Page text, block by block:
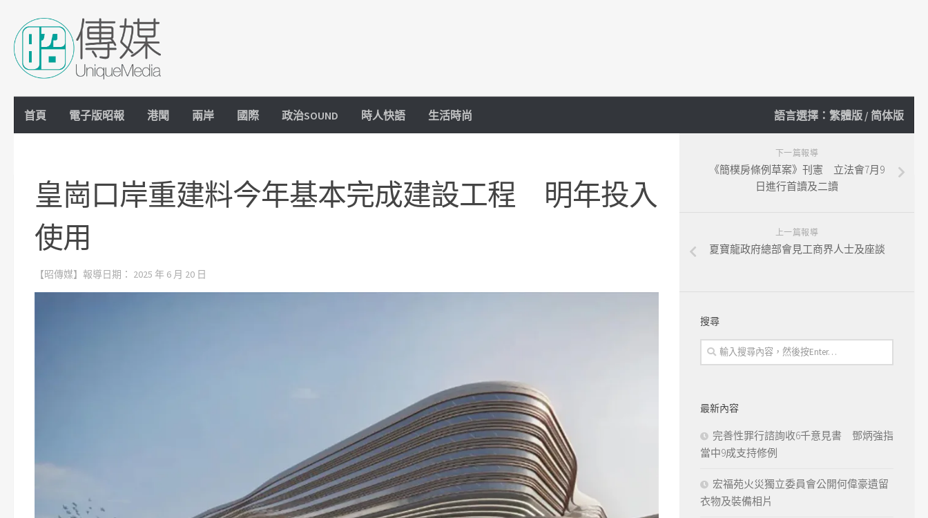
Skip to content
首頁 電子版昭報 港聞 兩岸 國際 政治SOUND 時人快語 生活時尚 語言選擇： 繁體版 / 简体版
皇崗口岸重建料今年基本完成建設工程 明年投入
使用
【昭傳媒】報導日期： 2025 年 6 月 20 日
下一篇報導
《簡樸房條例草案》刊憲 立法會7月9
日進行首讀及二讀
上一篇報導
夏寶龍政府總部會見工商界人士及座談
搜尋
最新內容
完善性罪行諮詢收6千意見書 鄧炳強指
當中9成支持修例
宏福苑火災獨立委員會公開何偉豪遺留
衣物及裝備相片